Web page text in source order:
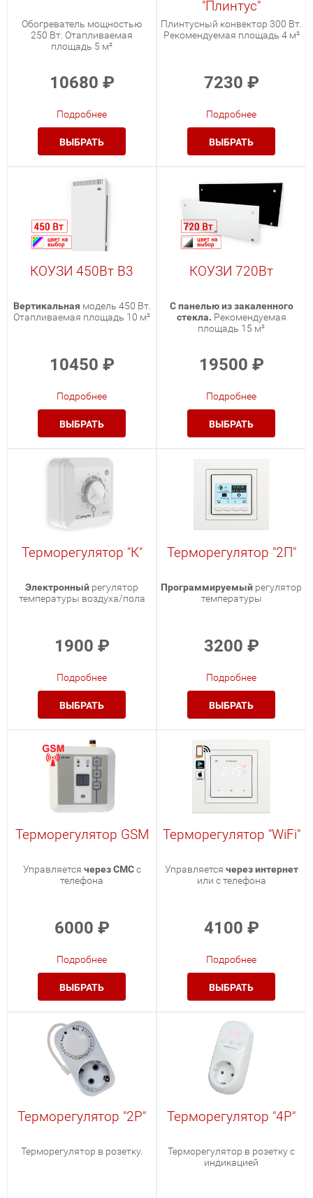
Обогреватель мощностью
250 Вт. Отапливаемая
площадь 5 м²
10680 ₽
Подробнее
ВЫБРАТЬ
"Плинтус"
Плинтусный конвектор 300 Вт.
Рекомендуемая площадь 4 м²
7230 ₽
Подробнее
ВЫБРАТЬ
КОУЗИ 450Вт В3
Вертикальная модель 450 Вт.
Отапливаемая площадь 10 м²
10450 ₽
Подробнее
ВЫБРАТЬ
КОУЗИ 720Вт
С панелью из закаленного
стекла. Рекомендуемая
площадь 15 м²
19500 ₽
Подробнее
ВЫБРАТЬ
Терморегулятор "К"
Электронный регулятор
температуры воздуха/пола
1900 ₽
Подробнее
ВЫБРАТЬ
Терморегулятор "2П"
Программируемый регулятор
температуры
3200 ₽
Подробнее
ВЫБРАТЬ
Терморегулятор GSM
Управляется через СМСс
телефона
6000 ₽
Подробнее
ВЫБРАТЬ
Терморегулятор "WiFi"
Управляется через интернет
или с телефона
4100 ₽
Подробнее
ВЫБРАТЬ
Терморегулятор "2Р"
Терморегулятор в розетку.
Терморегулятор "4Р"
Терморегулятор в розетку с
индикацией